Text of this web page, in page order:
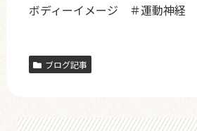
ボディーイメージ
＃運動神経
ブログ記事